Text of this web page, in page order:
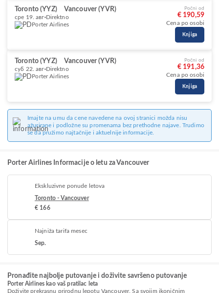
Toronto (YYZ) Vancouver (YVR)
сре 19. авг Direktno
Porter Airlines
Počni od
€ 190,59
Cena po osobi
Knjiga
Toronto (YYZ) Vancouver (YVR)
суб 22. авг Direktno
Porter Airlines
Počni od
€ 191,36
Cena po osobi
Knjiga
Imajte na umu da cene navedene na ovoj stranici možda nisu
ažurirane i podložne su promenama bez prethodne najave. Trudimo
se da pružimo najtačnije i aktuelnije informacije.
Porter Airlines Informacije o letu za Vancouver
Ekskluzivne ponude letova
Toronto - Vancouver
€ 166
Najniža tarifa mesec
Sep.
Pronađite najbolje putovanje i doživite savršeno putovanje
Porter Airlines kao vaš pratilac leta
Doživite prekrasnu prirodnu lepotu Vancouver. Sa svojim ikoničnim